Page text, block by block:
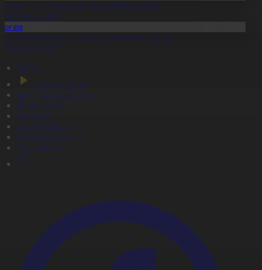
— ел дамуының қозғаушы күші
20:09
импортына уақытша тыйым салынды
20:07
Басты
Тікелей эфир
Бағдарлама кестесі
Жаңалықтар
Жобалар
Телехикаялар
Мультсериалдар
Видеоархив